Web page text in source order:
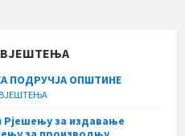
ПОДРУЧЈА ОПШТИНЕ
за издавање